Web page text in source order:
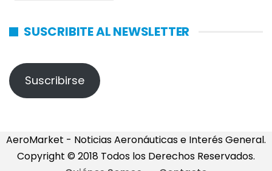
SUSCRIBITE AL NEWSLETTER
Suscribirse
AeroMarket - Noticias Aeronáuticas e Interés General.
Copyright © 2018 Todos los Derechos Reservados.